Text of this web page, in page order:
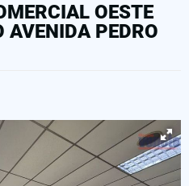
OESTE
AVENIDA PEDRO